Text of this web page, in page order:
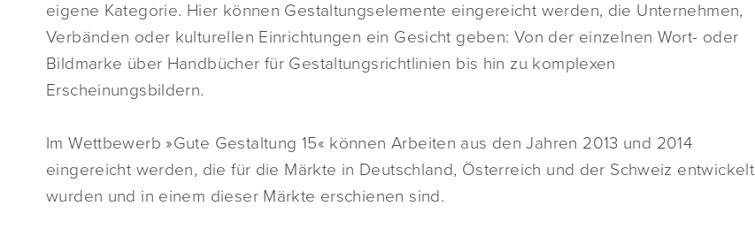
eigene Kategorie. Hier können Gestaltungselemente eingereicht werden, die Unternehmen,
Verbänden oder kulturellen Einrichtungen ein Gesicht geben: Von der einzelnen Wort- oder
Bildmarke über Handbücher für Gestaltungsrichtlinien bis hin zu komplexen
Erscheinungsbildern.
Im Wettbewerb »Gute Gestaltung 15« können Arbeiten aus den Jahren 2013 und 2014
eingereicht werden, die für die Märkte in Deutschland, Österreich und der Schweiz entwickelt
wurden und in einem dieser Märkte erschienen sind.